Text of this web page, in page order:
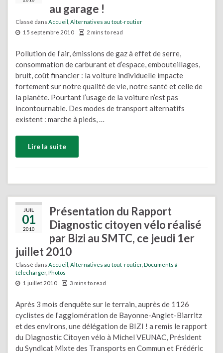
au garage !
Classé dans Accueil Alternatives au tout-routier
15 septembre 2010
2 mins to read
Pollution de l’air, émissions de gaz à effet de serre,
consommation de carburant et d’espace, embouteillages,
bruit, coût financier : la voiture individuelle impacte
fortement sur notre qualité de vie, notre santé et celle de
la planète. Pourtant l’usage de la voiture n’est pas
incontournable. Des modes de transport alternatifs
existent : marche à pieds, …
Lire la suite
JUIL
01
2010
Présentation du Rapport
Diagnostic citoyen vélo réalisé
par Bizi au SMTC, ce jeudi 1er
juillet 2010
Classé dans Accueil Alternatives au tout-routier, Documents à
télecharger, Photos
1 juillet 2010
3 mins to read
Après 3 mois d’enquête sur le terrain, auprès de 1126
cyclistes de l’agglomération de Bayonne-Anglet-Biarritz
et des environs, une délégation de BIZI ! a remis le rapport
du Diagnostic Citoyen vélo à Michel VEUNAC, Président
du Syndicat Mixte des Transports en Commun et Frédéric